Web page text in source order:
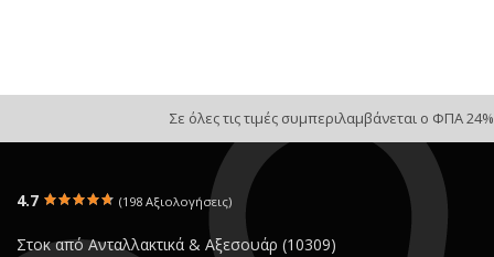
Σε όλες τις τιμές συμπεριλαμβάνεται ο ΦΠΑ 24%
4.7 (198 Αξιολογήσεις)
Στοκ από Ανταλλακτικά & Αξεσουάρ (10309)